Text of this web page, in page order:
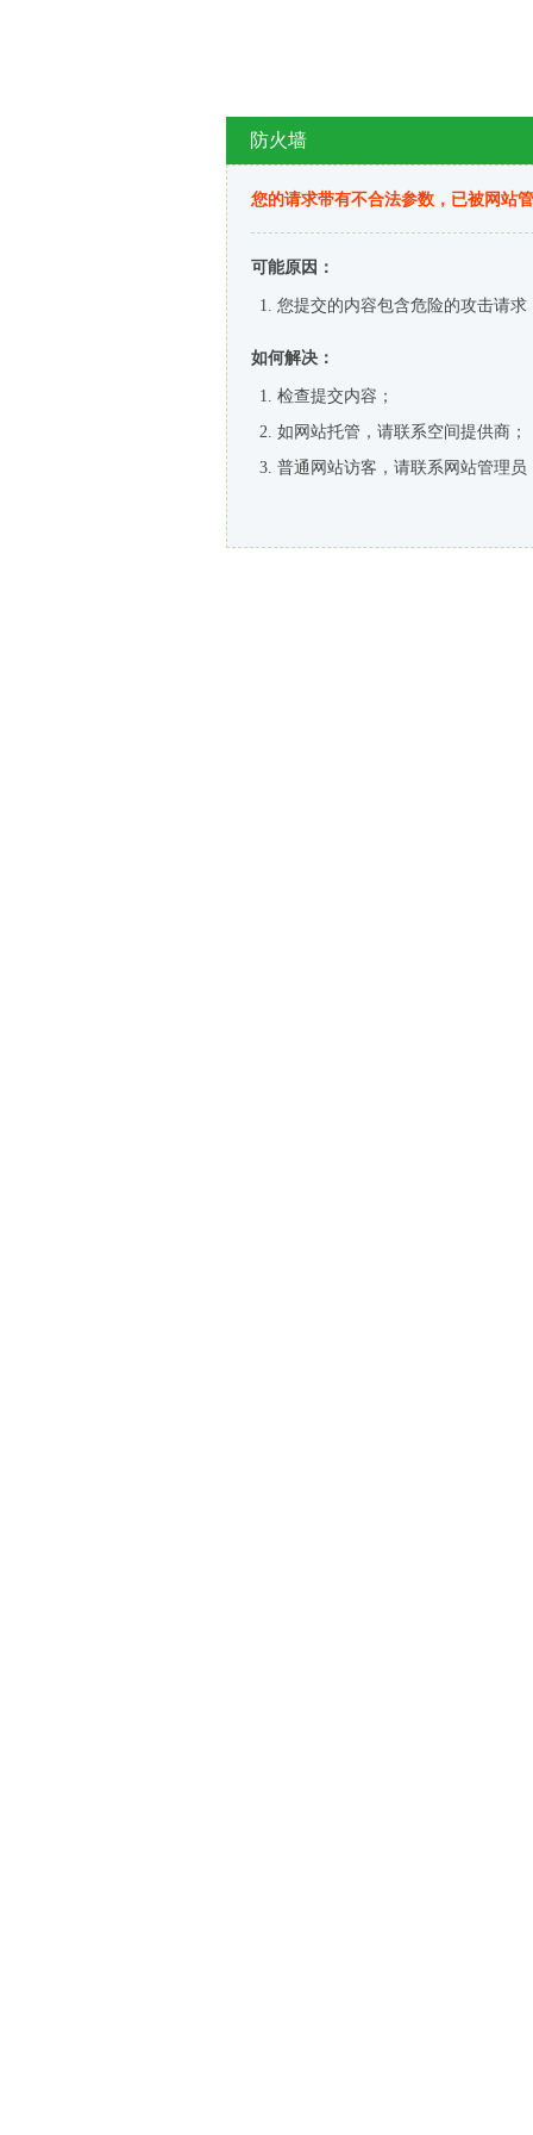
防火墙
您的请求带有不合法参数，已被网站
可能原因：
您提交的内容包含危险的攻击请求
如何解决：
检查提交内容；
如网站托管，请联系空间提供商；
普通网站访客，请联系网站管理员